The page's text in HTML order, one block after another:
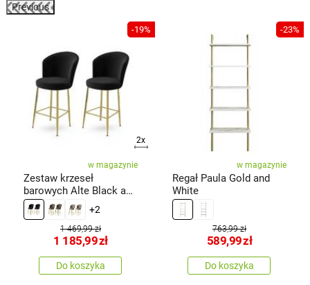
Previous
-19%
2x
w magazynie
Zestaw krzeseł
barowych Alte Black and
Gold, 2 szt.
+2
1 469,99 zł
1 185,99zł
Do koszyka
-23%
w magazynie
Regał Paula Gold and
White
763,99 zł
589,99zł
Do koszyka